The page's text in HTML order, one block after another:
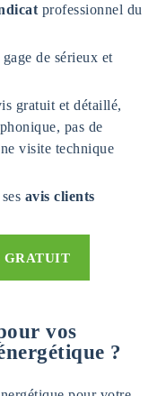
professionnel du
de sérieux et
gratuit et détaillé,
pas de
visite technique
avis clients
GRATUIT
vos
?